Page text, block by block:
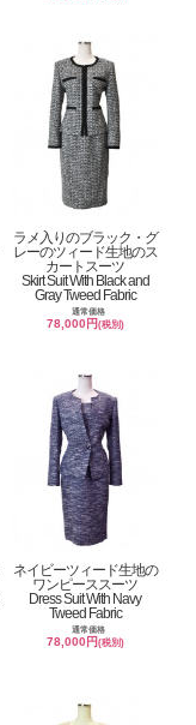
ラメ入りのブラック・グ
レーのツィード生地のス
カートスーツ
Skirt Suit With Black and
Gray Tweed Fabric
通常価格
78,000円 (税別)
ネイビーツィード生地の
ワンピーススーツ
Dress Suit With Navy
Tweed Fabric
通常価格
78,000円 (税別)